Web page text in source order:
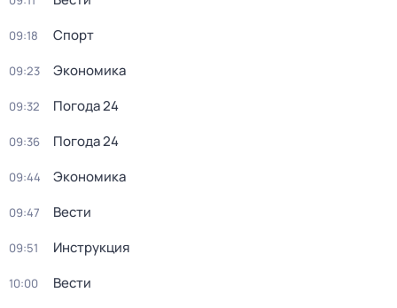
09:18 Спорт
09:23 Экономика
09:32 Погода 24
09:36 Погода 24
09:44 Экономика
09:47 Вести
09:51 Инструкция
10:00 Вести